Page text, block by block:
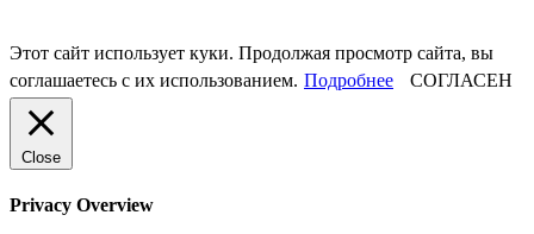
Этот сайт использует куки. Продолжая просмотр сайта, вы
соглашаетесь с их использованием. Подробнее СОГЛАСЕН
Close
Privacy Overview